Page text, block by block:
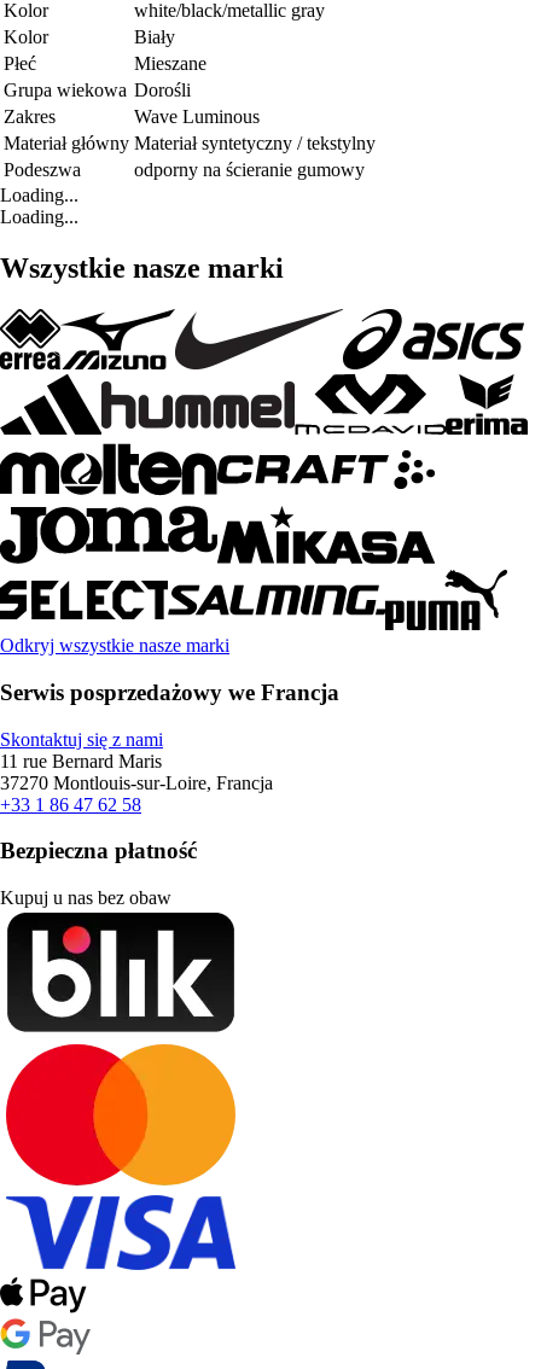
Kolor
white/black/metallic gray
Kolor
Biały
Płeć
Mieszane
Grupa wiekowa Dorośli
Zakres
Wave Luminous
Materiał główny Materiał syntetyczny / tekstylny
Podeszwa
odporny na ścieranie gumowy
Loading...
Loading...
Wszystkie nasze marki
Odkryj wszystkie nasze marki
Serwis posprzedażowy we Francja
Skontaktuj się z nami
11 rue Bernard Maris
37270 Montlouis-sur-Loire, Francja
+33 1 86 47 62 58
Bezpieczna płatność
Kupuj u nas bez obaw